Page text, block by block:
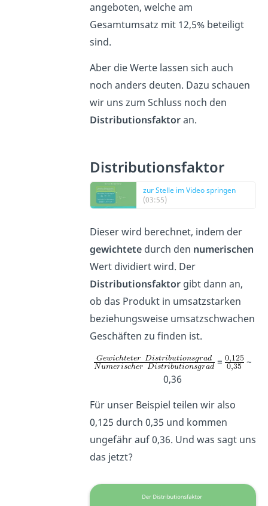
angeboten, welche am
Gesamtumsatz mit 12,5% beteiligt
sind.
Aber die Werte lassen sich auch
noch anders deuten. Dazu schauen
wir uns zum Schluss noch den
Distributionsfaktoran.
Distributionsfaktor
zur Stelle im Video springen
(03:55)
Dieser wird berechnet, indem der
gewichtetedurch den numerischen
Wert dividiert wird. Der
Distributionsfaktor gibt dann an,
ob das Produkt in umsatzstarken
beziehungsweise umsatzschwachen
Geschäften zu finden ist.
=
~
0,36
Für unser Beispiel teilen wir also
0,125 durch 0,35 und kommen
ungefähr auf 0,36. Und was sagt uns
das jetzt?